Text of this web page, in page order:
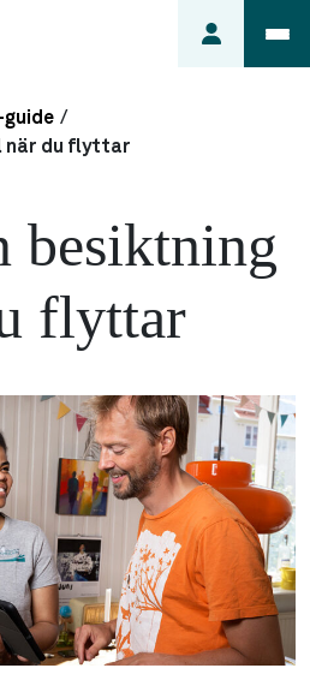
Frågor
hyra
söker du
lägenhet
/
när du flyttar
besiktning
flyttar